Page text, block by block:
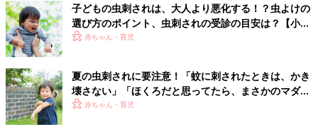
子どもの虫刺されは、大人より悪化する！？虫よけの
選び方のポイント、虫刺されの受診の目安は？【小児
科医】
赤ちゃん・育児
夏の虫刺されに要注意！「蚊に刺されたときは、かき
壊さない」「ほくろだと思ってたら、まさかのマダ
ニ」【皮膚科医】
赤ちゃん・育児